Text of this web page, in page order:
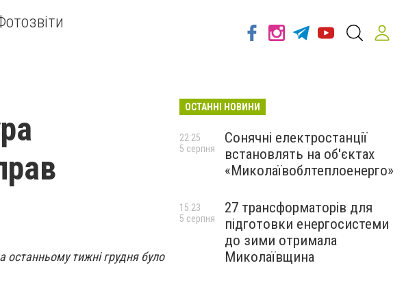
останньому тижні грудня було
ОСТАННІ НОВИНИ
Сонячні електростанції
встановлять на об'єктах
«Миколаївоблтеплоенерго»
22:25
5 серпня
27 трансформаторів для
підготовки енергосистеми
до зими отримала
Миколаївщина
15:23
5 серпня